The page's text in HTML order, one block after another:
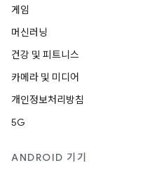
게임
머신러닝
건강 및 피트니스
카메라 및 미디어
개인정보처리방침
5G
ANDROID 기기